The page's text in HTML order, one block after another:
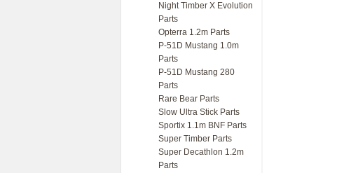
Night Timber X Evolution
Parts
Opterra 1.2m Parts
P-51D Mustang 1.0m
Parts
P-51D Mustang 280
Parts
Rare Bear Parts
Slow Ultra Stick Parts
Sportix 1.1m BNF Parts
Super Timber Parts
Super Decathlon 1.2m
Parts